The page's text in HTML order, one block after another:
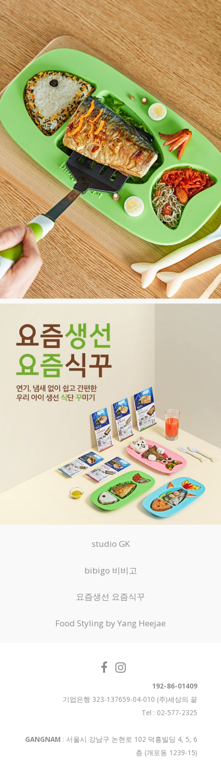
studio GK
bibigo 비비고
요즘생선 요즘식꾸
Food Styling by Yang Heejae
192-86-01409
기업은행 323-137659-04-010 (주)세상의 끝
Tel : 02-577-2325
GANGNAM : 서울시 강남구 논현로 102 덕흥빌딩 4, 5, 6
층 (개포동 1239-15)